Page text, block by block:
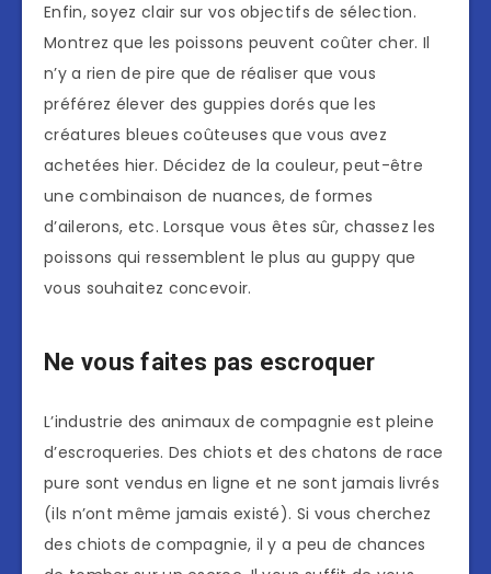
Enfin, soyez clair sur vos objectifs de sélection.
Montrez que les poissons peuvent coûter cher. Il
n’y a rien de pire que de réaliser que vous
préférez élever des guppies dorés que les
créatures bleues coûteuses que vous avez
achetées hier. Décidez de la couleur, peut-être
une combinaison de nuances, de formes
d’ailerons, etc. Lorsque vous êtes sûr, chassez les
poissons qui ressemblent le plus au guppy que
vous souhaitez concevoir.
Ne vous faites pas escroquer
L’industrie des animaux de compagnie est pleine
d’escroqueries. Des chiots et des chatons de race
pure sont vendus en ligne et ne sont jamais livrés
(ils n’ont même jamais existé). Si vous cherchez
des chiots de compagnie, il y a peu de chances